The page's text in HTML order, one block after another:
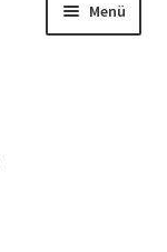
Menü